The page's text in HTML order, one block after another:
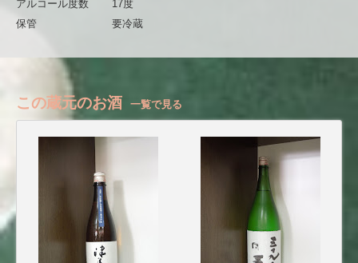
アルコール度数
17度
保管
要冷蔵
この蔵元のお酒 一覧で見る